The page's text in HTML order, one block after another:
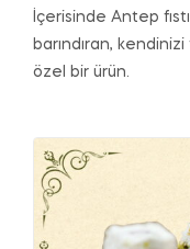
İçerisinde Antep
barındıran,
özel bir ürün.